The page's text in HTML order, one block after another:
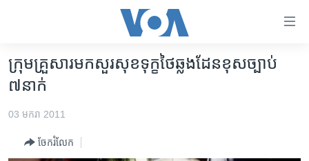
ទាក់ទង
និង​
កម្ពុជា
អាមេរិក
ចិន
ក្រុម​គ្រួសារ​មកសួរ​សុខទុក្ខ​ថៃ​ឆ្លង​ដែន​ខុសច្បាប់​
៧នាក់
03 មករា 2011
ចែករំលែក